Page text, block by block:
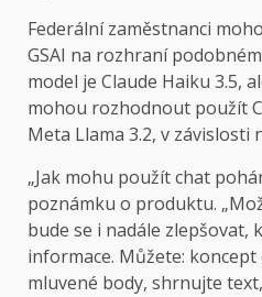
Federální zaměstnanci
GSAI na rozhraní
model je Claude Haiku 3.5,
mohou rozhodnout použít
Meta Llama 3.2, v závislosti
„Jak mohu použít chat
poznámku o produktu.
bude se i nadále zlepšovat,
informace. Můžete:
mluvené body, shrnujte